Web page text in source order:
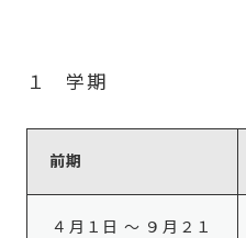
１ 学期
前期
４月１日 ～ ９月２１